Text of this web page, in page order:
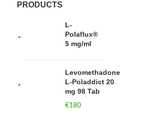
PRODUCTS
L-
Polaflux®
5 mg/ml
Levomethadone
L-Poladdict 20
mg 98 Tab
€180